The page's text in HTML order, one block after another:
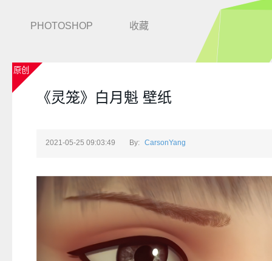
PHOTOSHOP 收藏
原创
《灵笼》白月魁 壁纸
2021-05-25 09:03:49 By: CarsonYang